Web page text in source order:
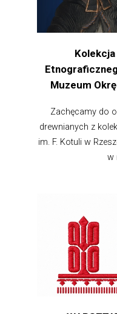
Muzeum
Zachęcamy do
drewnianych z
im. F. Kotuli w
w